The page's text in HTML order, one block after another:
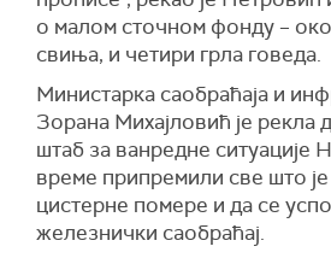
о малом сточном фонду –
свиња, и четири грла говеда.
Министарка саобраћаја и
Зорана Михајловић је рекла
штаб за ванредне
време припремили све што
цистерне помере и да се
железнички саобраћај.